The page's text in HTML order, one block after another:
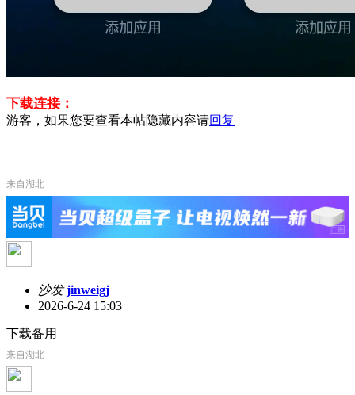
下载连接：
游客，如果您要查看本帖隐藏内容请回复
来自湖北
沙发 jinweigj
2026-6-24 15:03
下载备用
来自湖北